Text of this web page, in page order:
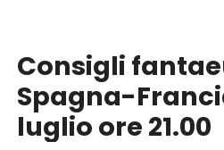
Consigli
Spagna-
luglio ore 21.00